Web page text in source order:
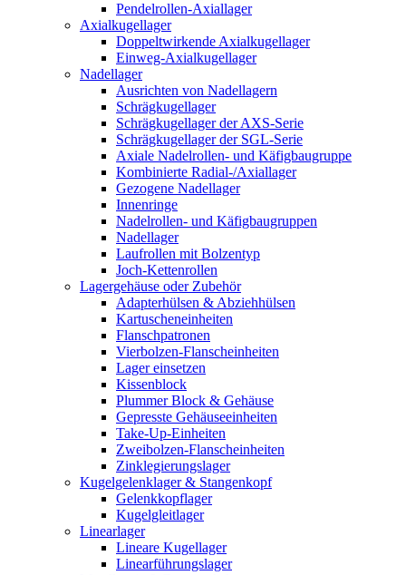
Pendelrollen-Axiallager
Axialkugellager
Doppeltwirkende Axialkugellager
Einweg-Axialkugellager
Nadellager
Ausrichten von Nadellagern
Schrägkugellager
Schrägkugellager der AXS-Serie
Schrägkugellager der SGL-Serie
Axiale Nadelrollen- und Käfigbaugruppe
Kombinierte Radial-/Axiallager
Gezogene Nadellager
Innenringe
Nadelrollen- und Käfigbaugruppen
Nadellager
Laufrollen mit Bolzentyp
Joch-Kettenrollen
Lagergehäuse oder Zubehör
Adapterhülsen & Abziehhülsen
Kartuscheneinheiten
Flanschpatronen
Vierbolzen-Flanscheinheiten
Lager einsetzen
Kissenblock
Plummer Block & Gehäuse
Gepresste Gehäuseeinheiten
Take-Up-Einheiten
Zweibolzen-Flanscheinheiten
Zinklegierungslager
Kugelgelenklager & Stangenkopf
Gelenkkopflager
Kugelgleitlager
Linearlager
Lineare Kugellager
Linearführungslager